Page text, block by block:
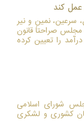
کند
سرعین، نمین و نیر
صراحتاً قانون
را تعیین کرده
شورای اسلامی
کشوری و لشکری